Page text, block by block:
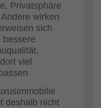
Privatsphäre
wirken
sich
bessere
viel
deshalb nicht